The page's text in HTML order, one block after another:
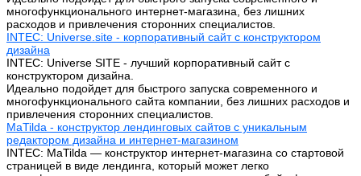
многофункционального интернет-магазина, без лишних
расходов и привлечения сторонних специалистов.
INTEC: Universe.site - корпоративный сайт с конструктором
дизайна
INTEC: Universe SITE - лучший корпоративный сайт с
конструктором дизайна.
Идеально подойдет для быстрого запуска современного и
многофункционального сайта компании, без лишних расходов и
привлечения сторонних специалистов.
MaTilda - конструктор лендинговых сайтов с уникальным
редактором дизайна и интернет-магазином
INTEC: MaTilda — конструктор интернет-магазина со стартовой
страницей в виде лендинга, который может легко